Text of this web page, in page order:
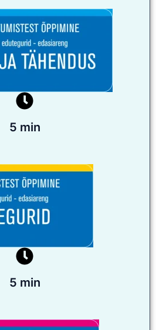
5 min
5 min